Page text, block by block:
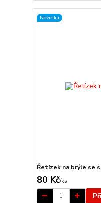
Novinka
Řetízek na brýle se
80 Kč/ks